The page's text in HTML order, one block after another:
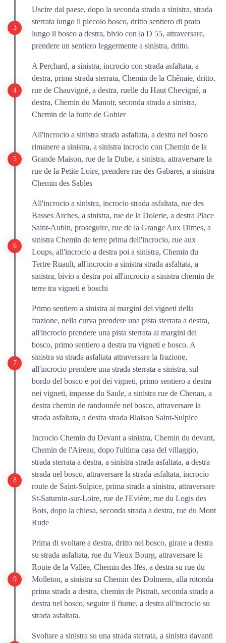
Uscire dal paese, dopo la seconda strada a sinistra, strada
sterrata lungo il piccolo bosco, dritto sentiero di prato
lungo il bosco a destra, bivio con la D 55, attraversare,
prendere un sentiero leggermente a sinistra, dritto.
A Perchard, a sinistra, incrocio con strada asfaltata, a
destra, prima strada sterrata, Chemin de la Chênaie, dritto,
rue de Chauvigné, a destra, ruelle du Haut Chevigné, a
destra, Chemin du Manoir, seconda strada a sinistra,
Chemin de la butte de Gohier
All'incrocio a sinistra strada asfaltata, a destra nel bosco
rimanere a sinistra, a sinistra incrocio con Chemin de la
Grande Maison, rue de la Dube, a sinistra, attraversare la
rue de la Petite Loire, prendere rue des Gabares, a sinistra
Chemin des Sables
All'incrocio a sinistra, incrocio strada asfaltata, rue des
Basses Arches, a sinistra, rue de la Dolerie, a destra Place
Saint-Aubin, proseguire, rue de la Grange Aux Dimes, a
sinistra Chemin de terre prima dell'incrocio, rue aux
Loups, all'incrocio a destra poi a sinistra, Chemin du
Tertre Ruault, all'incrocio a sinistra strada asfaltata, a
sinistra, bivio a destra poi all'incrocio a sinistra chemin de
terre tra vigneti e boschi
Primo sentiero a sinistra ai margini dei vigneti della
frazione, nella curva prendere una pista sterrata a destra,
all'incrocio prendere una pista sterrata ai margini del
bosco, primo sentiero a destra tra vigneti e bosco. A
sinistra su strada asfaltata attraversare la frazione,
all'incrocio prendere una strada sterrata a sinistra, sul
bordo del bosco e poi dei vigneti, primo sentiero a destra
nei vigneti, impasse du Saule, a sinistra rue de Chenan, a
destra chemin de randonnée nel bosco, attraversare la
strada asfaltata, a destra strada Blaison Saint-Sulpice
Incrocio Chemin du Devant a sinistra, Chemin du devant,
Chemin de l'Aireau, dopo l'ultima casa del villaggio,
strada sterrata a destra, a sinistra strada asfaltata, a destra
strada nel bosco, attraversare la strada asfaltata, incrocio
route de Saint-Sulpice, prima strada a sinistra, attraversare
St-Saturnin-sur-Loire, rue de l'Evière, rue du Logis des
Bois, dopo la chiesa, seconda strada a destra, rue du Mont
Rude
Prima di svoltare a destra, dritto nel bosco, girare a destra
su strada asfaltata, rue du Vieux Bourg, attraversare la
Route de la Vallée, Chemin des Ifes, a destra su rue du
Molleton, a sinistra su Chemin des Dolmens, alla rotonda
prima strada a destra, chemin de Pistrait, seconda strada a
destra nel bosco, seguire il fiume, a destra all'incrocio su
strada asfaltata.
Svoltare a sinistra su una strada sterrata, a sinistra davanti